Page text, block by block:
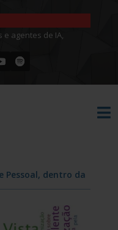
e agentes de IA,

Pessoal, dentro da